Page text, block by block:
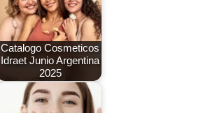
Catalogo Cosmeticos
Idraet Junio Argentina
2025